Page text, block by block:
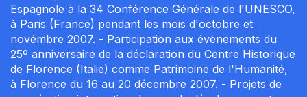
Espagnole à la 34 Conférence Générale de l'UNESCO,
à Paris (France) pendant les mois d'octobre et
novémbre 2007. - Participation aux évènements du
25º anniversaire de la déclaration du Centre Historique
de Florence (Italie) comme Patrimoine de l'Humanité,
à Florence du 16 au 20 décembre 2007. - Projets de